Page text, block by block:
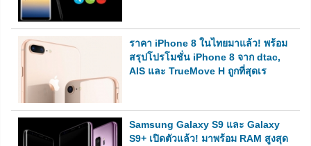
ราคา iPhone 8 ในไทยมาแล้ว! พร้อม
สรุปโปรโมชั่น iPhone 8 จาก dtac,
AIS และ TrueMove H ถูกที่สุดเร
Samsung Galaxy S9 และ Galaxy
S9+ เปิดตัวแล้ว! มาพร้อม RAM สูงสุด